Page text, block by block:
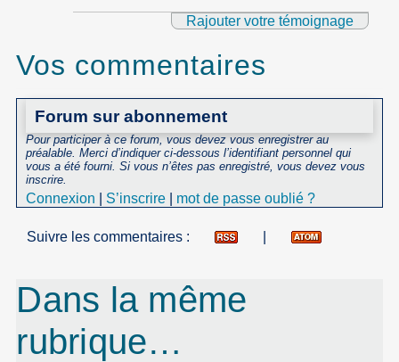
Rajouter votre témoignage
Vos commentaires
Forum sur abonnement
Pour participer à ce forum, vous devez vous enregistrer au
préalable. Merci d’indiquer ci-dessous l’identifiant personnel qui
vous a été fourni. Si vous n’êtes pas enregistré, vous devez vous
inscrire.
Connexion S’inscrire mot de passe oublié ?
Suivre les commentaires :
Dans la même
rubrique…